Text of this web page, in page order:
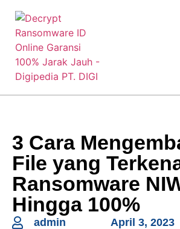
3 Cara
File yang
Ransomware
Hingga 100%
admin April 3, 2023